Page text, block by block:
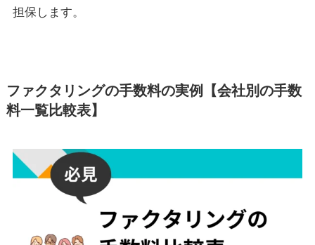
担保します。
ファクタリングの手数料の実例【会社別の手数
料一覧比較表】